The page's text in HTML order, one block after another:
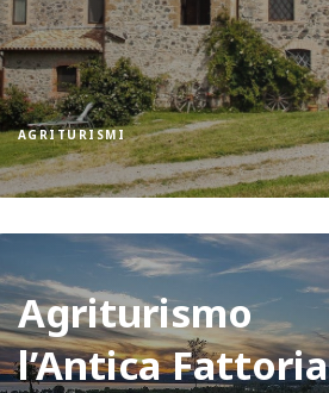
AGRITURISMI
Agriturismo
l’Antica Fattoria